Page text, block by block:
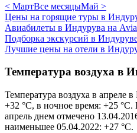
< МартВсе месяцыМай >
Цены на горящие туры в
Авиабилеты в Индурува на
Подборка экскурсий в
Лучшие цены на отели в
Температура воздуха в
Температура воздуха в апреле
+32 °C, в ночное время: +25 °C.
апрель днем отмечено
наименьшее 05.04.2022: +27 °C.